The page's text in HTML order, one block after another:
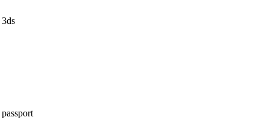
3ds
passport